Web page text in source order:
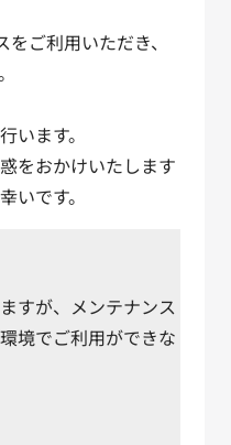
ご利用いただき、
います。
をおかけいたします
いです。
すが、メンテナンス
境でご利用ができな